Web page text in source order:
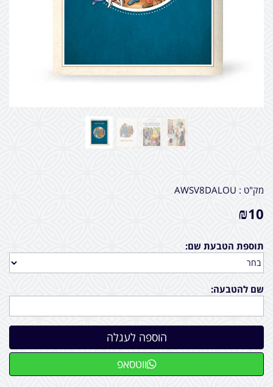
מק"ט : AWSV8DALOU
₪10
תוספת הטבעת שם:
שם להטבעה:
ווטסאפ